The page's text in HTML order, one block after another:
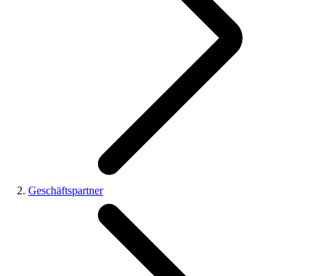
Geschäftspartner